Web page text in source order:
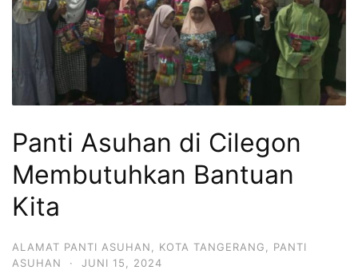
Panti Asuhan di Cilegon
Membutuhkan Bantuan
Kita
ALAMAT PANTI ASUHAN KOTA TANGERANG
PANTI
ASUHAN
· JUNI 15, 2024